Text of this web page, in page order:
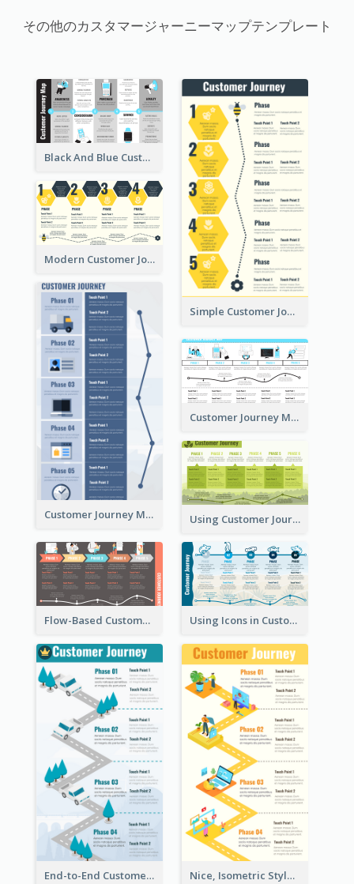
その他のカスタマージャーニーマップテンプレート
Black And Blue Customer Journey Mapping (CJM)
Simple Customer Journey Mapping Template
Modern Customer Journey Map
Customer Journey Map for Presentation
Customer Journey Mapping with Illustrations
Using Customer Journey Map for CX Design
Flow-Based Customer Journey Map Using Icons in Customer Journey Maps
End-to-End Customer Journey Map Template Nice, Isometric Style Customer Journey Map